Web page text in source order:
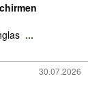
...
30.07.2026